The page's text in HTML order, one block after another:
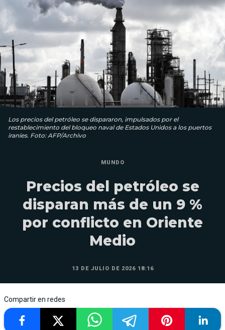
Los precios del petróleo se dispararon, impulsados por el
restablecimiento del bloqueo naval de Estados Unidos a los puertos
iraníes. Foto: AFP/Archivo
MUNDO
Precios del petróleo se
disparan más de un 9 %
por conflicto en Oriente
Medio
13 DE JULIO DE 2026 18:16
Compartir en redes